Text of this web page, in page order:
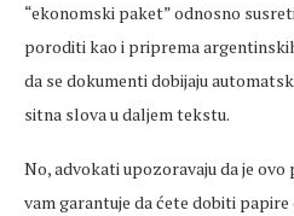
“ekonomski paket” odnosno
poroditi kao i priprema
da se dokumenti dobijaju
sitna slova u daljem tekstu.
No, advokati upozoravaju da je ovo
vam garantuje da ćete dobiti